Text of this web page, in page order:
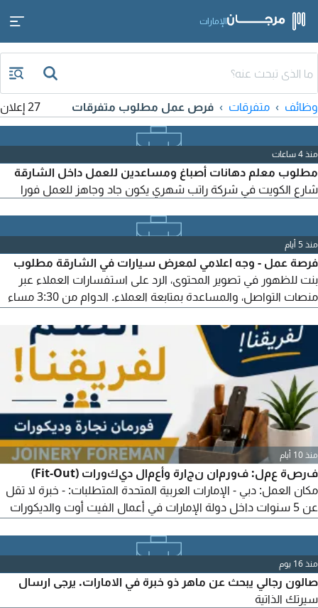
الإمارات
وظائف متفرقات فرص عمل مطلوب متفرقات 27 إعلان
منذ 4 ساعات
مطلوب معلم دهانات أصباغ ومساعدين للعمل داخل الشارقة
شارع الكويت في شركة راتب شهري يكون جاد وجاهز للعمل فورا
منذ 5 أيام
فرصة عمل - وجه اعلامي لمعرض سيارات في الشارقة مطلوب
بنت للظهور في تصوير المحتوى، الرد على استفسارات العملاء عبر
منصات التواصل، والمساعدة بمتابعة العملاء. الدوام من 3:30 مساء
لاكتساب الخبرة. الشروط عربية، العمر 18 - 25 سنة، داخل الامارات،
جاهزة للعمل فورا
منذ 10 أيام
فرصة عمل: فورمان نجارة وأعمال ديكورات (Fit-Out)
مكان العمل: دبي - الإمارات العربية المتحدة المتطلبات: - خبرة لا تقل
عن 5 سنوات داخل دولة الإمارات في أعمال الفيت أوت والديكورات
- تركيب الأبواب والأثاث الخشبي. - القواطع الجبسية، الأسقف
المستعارة، والكسوات الخشبية. - قراءة المخططات التنفيذية (Shop
Drawings). - إدارة العمال، توزيع المهام، والمتابعة.
منذ 16 يوم
صالون رجالي يبحث عن ماهر ذو خبرة في الامارات. يرجى ارسال
سيرتك الذاتية